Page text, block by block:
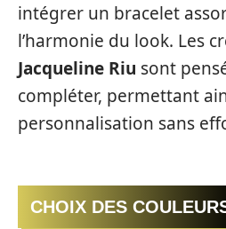
intégrer un bracelet
l’harmonie du look. Les
Jacqueline Riu sont
compléter, permettant
personnalisation sans
CHOIX DES